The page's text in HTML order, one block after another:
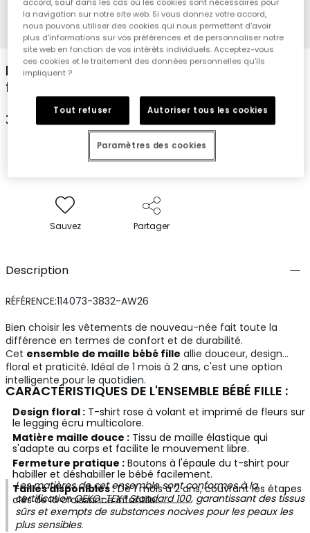
1 2 3 4 5 6 7 8
Ensemble maille bébé fille rose imprimé
fleurs
35,95 €
Sauvez Partager
Description
RÉFÉRENCE:114073-3832-AW26
Bien choisir les vêtements de nouveau-née fait toute la
différence en termes de confort et de durabilité.
Cet ensemble de maille bébé fille allie douceur, design
floral et praticité. Idéal de 1 mois à 2 ans, c'est une option
intelligente pour le quotidien.
CARACTÉRISTIQUES DE L'ENSEMBLE BÉBÉ FILLE :
Design floral :T-shirt rose à volant et imprimé de fleurs sur
le legging écru multicolore.
Matière maille douce :Tissu de maille élastique qui
s'adapte au corps et facilite le mouvement libre.
Fermeture pratique :Boutons à l'épaule du t-shirt pour
habiller et déshabiller le bébé facilement.
Tailles disponibles :De 1 mois à 2 ans, couvrant les étapes
clés de la croissance infantile.
Les matières de cet ensemble sont conformes à la
certificationOEKO-TEX® Standard 100, garantissant des tissus
sûrs et exempts de substances nocives pour les peaux les
plus sensibles.
la navigation sur notre site web. Si vous donnez votre accord,
nous pouvons utiliser des cookies qui nous permettent d'avoir
plus d'informations sur vos préférences et de personnaliser notre
site web en fonction de vos intérêts individuels. Acceptez-vous
ces cookies et le traitement des données personnelles qu'ils
impliquent ?
Tout refuser Autoriser tous les cookies
Paramètres des cookies